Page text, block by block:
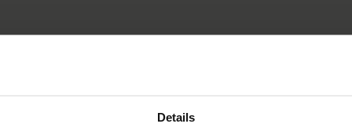
Details
In dieser Praxis
angeleitet. Danke Tina!